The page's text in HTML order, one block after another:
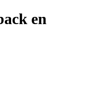
en